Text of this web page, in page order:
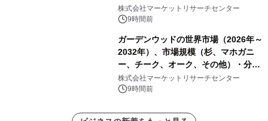
株式会社マーケットリサーチセンター
9時間前
ガーデンウッドの世界市場（2026年～
2032年）、市場規模（杉、マホガニ
ー、チーク、オーク、その他）・分析
レポートを発表
株式会社マーケットリサーチセンター
9時間前